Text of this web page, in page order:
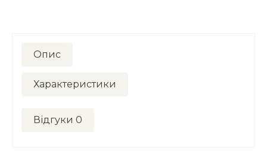
Опис
Характеристики
Відгуки 0